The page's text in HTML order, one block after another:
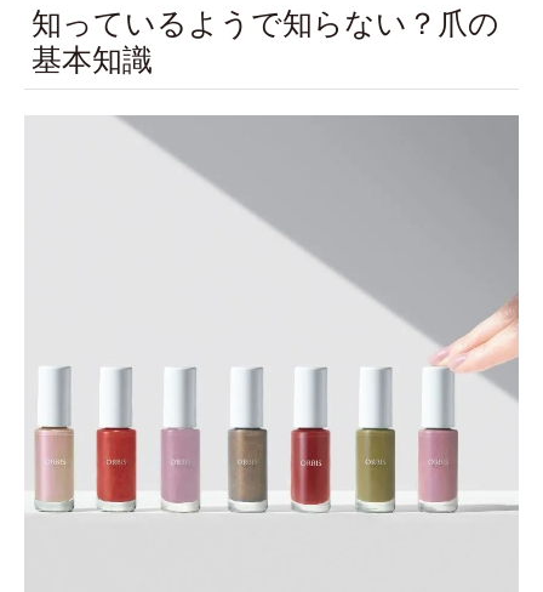
知っているようで知らない？爪の
基本知識